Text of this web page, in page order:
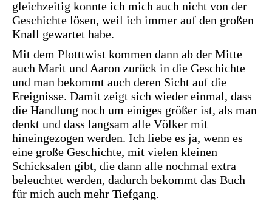
gleichzeitig konnte ich mich auch nicht von der
Geschichte lösen, weil ich immer auf den großen
Knall gewartet habe.
Mit dem Plotttwist kommen dann ab der Mitte
auch Marit und Aaron zurück in die Geschichte
und man bekommt auch deren Sicht auf die
Ereignisse. Damit zeigt sich wieder einmal, dass
die Handlung noch um einiges größer ist, als man
denkt und dass langsam alle Völker mit
hineingezogen werden. Ich liebe es ja, wenn es
eine große Geschichte, mit vielen kleinen
Schicksalen gibt, die dann alle nochmal extra
beleuchtet werden, dadurch bekommt das Buch
für mich auch mehr Tiefgang.